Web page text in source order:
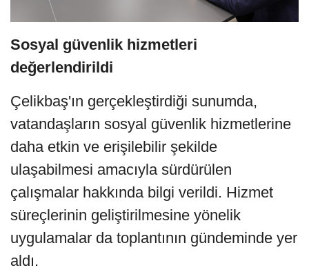
Sosyal güvenlik hizmetleri
değerlendirildi
Çelikbaş'ın gerçekleştirdiği sunumda,
vatandaşların sosyal güvenlik hizmetlerine
daha etkin ve erişilebilir şekilde
ulaşabilmesi amacıyla sürdürülen
çalışmalar hakkında bilgi verildi. Hizmet
süreçlerinin geliştirilmesine yönelik
uygulamalar da toplantının gündeminde yer
aldı.